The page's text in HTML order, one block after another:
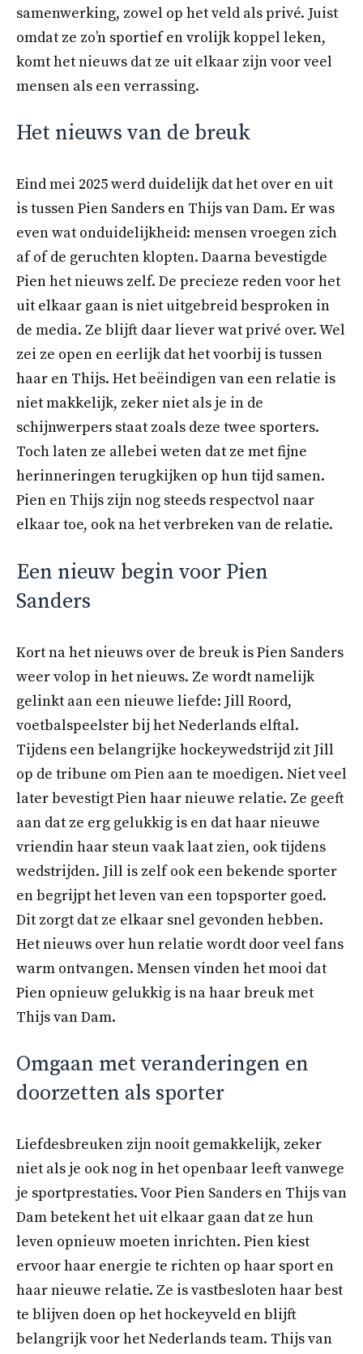
samenwerking, zowel op het veld als privé. Juist
omdat ze zo’n sportief en vrolijk koppel leken,
komt het nieuws dat ze uit elkaar zijn voor veel
mensen als een verrassing.
Het nieuws van de breuk
Eind mei 2025 werd duidelijk dat het over en uit
is tussen Pien Sanders en Thijs van Dam. Er was
even wat onduidelijkheid: mensen vroegen zich
af of de geruchten klopten. Daarna bevestigde
Pien het nieuws zelf. De precieze reden voor het
uit elkaar gaan is niet uitgebreid besproken in
de media. Ze blijft daar liever wat privé over. Wel
zei ze open en eerlijk dat het voorbij is tussen
haar en Thijs. Het beëindigen van een relatie is
niet makkelijk, zeker niet als je in de
schijnwerpers staat zoals deze twee sporters.
Toch laten ze allebei weten dat ze met fijne
herinneringen terugkijken op hun tijd samen.
Pien en Thijs zijn nog steeds respectvol naar
elkaar toe, ook na het verbreken van de relatie.
Een nieuw begin voor Pien
Sanders
Kort na het nieuws over de breuk is Pien Sanders
weer volop in het nieuws. Ze wordt namelijk
gelinkt aan een nieuwe liefde: Jill Roord,
voetbalspeelster bij het Nederlands elftal.
Tijdens een belangrijke hockeywedstrijd zit Jill
op de tribune om Pien aan te moedigen. Niet veel
later bevestigt Pien haar nieuwe relatie. Ze geeft
aan dat ze erg gelukkig is en dat haar nieuwe
vriendin haar steun vaak laat zien, ook tijdens
wedstrijden. Jill is zelf ook een bekende sporter
en begrijpt het leven van een topsporter goed.
Dit zorgt dat ze elkaar snel gevonden hebben.
Het nieuws over hun relatie wordt door veel fans
warm ontvangen. Mensen vinden het mooi dat
Pien opnieuw gelukkig is na haar breuk met
Thijs van Dam.
Omgaan met veranderingen en
doorzetten als sporter
Liefdesbreuken zijn nooit gemakkelijk, zeker
niet als je ook nog in het openbaar leeft vanwege
je sportprestaties. Voor Pien Sanders en Thijs van
Dam betekent het uit elkaar gaan dat ze hun
leven opnieuw moeten inrichten. Pien kiest
ervoor haar energie te richten op haar sport en
haar nieuwe relatie. Ze is vastbesloten haar best
te blijven doen op het hockeyveld en blijft
belangrijk voor het Nederlands team. Thijs van